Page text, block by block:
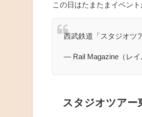
この日はたまたまイベン
西武鉄道「スタジオツ
— Rail Magazine（レイ
スタジオツアー